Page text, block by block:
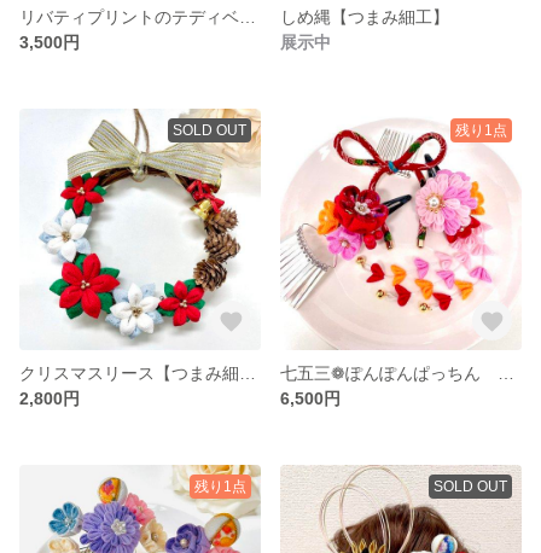
3,500円
しめ縄【つまみ細工】
展示中
SOLD OUT
2,800円
残り1点
6,500円
残り1点 SOLD OUT